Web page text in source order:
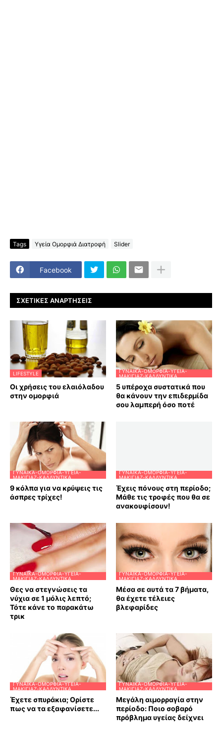
Tags Υγεία Ομορφιά Διατροφή Slider
Facebook
ΣΧΕΤΙΚΈΣ ΑΝΑΡΤΉΣΕΙΣ
LIFESTYLE
Οι χρήσεις του ελαιόλαδου
στην ομορφιά
ΓΥΝΑΊΚΑ-ΟΜΟΡΦΙΆ-ΥΓΕΊΑ-
ΜΑΚΙΓΙΆΖ-ΚΑΛΛΥΝΤΙΚΆ
5 υπέροχα συστατικά που
θα κάνουν την επιδερμίδα
σου λαμπερή όσο ποτέ
ΓΥΝΑΊΚΑ-ΟΜΟΡΦΙΆ-ΥΓΕΊΑ-
ΜΑΚΙΓΙΆΖ-ΚΑΛΛΥΝΤΙΚΆ
9 κόλπα για να κρύψεις τις
άσπρες τρίχες!
ΓΥΝΑΊΚΑ-ΟΜΟΡΦΙΆ-ΥΓΕΊΑ-
ΜΑΚΙΓΙΆΖ-ΚΑΛΛΥΝΤΙΚΆ
Έχεις πόνους στη περίοδο;
Μάθε τις τροφές που θα σε
ανακουφίσουν!
ΓΥΝΑΊΚΑ-ΟΜΟΡΦΙΆ-ΥΓΕΊΑ-
ΜΑΚΙΓΙΆΖ-ΚΑΛΛΥΝΤΙΚΆ
Θες να στεγνώσεις τα
νύχια σε 1 μόλις λεπτό;
Τότε κάνε το παρακάτω
τρικ
ΓΥΝΑΊΚΑ-ΟΜΟΡΦΙΆ-ΥΓΕΊΑ-
ΜΑΚΙΓΙΆΖ-ΚΑΛΛΥΝΤΙΚΆ
Μέσα σε αυτά τα 7 βήματα,
θα έχετε τέλειες
βλεφαρίδες
ΓΥΝΑΊΚΑ-ΟΜΟΡΦΙΆ-ΥΓΕΊΑ-
ΜΑΚΙΓΙΆΖ-ΚΑΛΛΥΝΤΙΚΆ
Έχετε σπυράκια; Ορίστε
πως να τα εξαφανίσετε...
ΓΥΝΑΊΚΑ-ΟΜΟΡΦΙΆ-ΥΓΕΊΑ-
ΜΑΚΙΓΙΆΖ-ΚΑΛΛΥΝΤΙΚΆ
Μεγάλη αιμορραγία στην
περίοδο: Ποιο σοβαρό
πρόβλημα υγείας δείχνει